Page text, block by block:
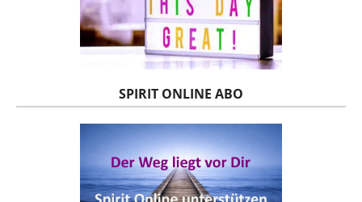
SPIRIT ONLINE ABO